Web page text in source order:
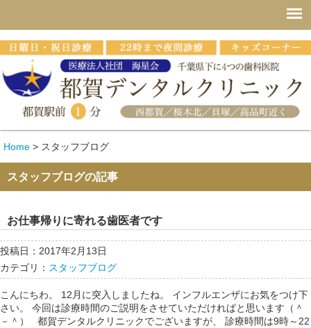
Home > スタッフブログ
スタッフブログの記事
お仕事帰りに寄れる歯医者です
投稿日：2017年2月13日
カテゴリ： スタッフブログ
こんにちわ。 12月に突入しましたね。 インフルエンザにお気をつけ下
さい。 今回は診療時間のご説明をさせていただければと思います（＾
－＾） 都賀デンタルクリニックでございますが、 診療時間は9時～22